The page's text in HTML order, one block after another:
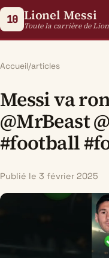
10 Lionel Messi
Toute la carrière de
Accueil/articles
Messi va
@MrBeast
#football
Publié le 3 février 2025